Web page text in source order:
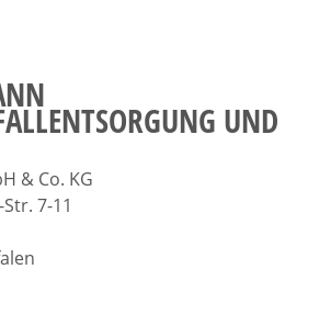
UND
& Co. KG
7-11